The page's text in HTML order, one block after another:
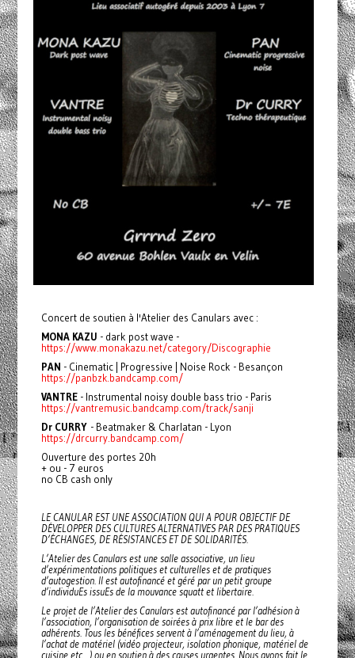
Concert de soutien à l'Atelier des Canulars avec :
MONA KAZU - dark post wave -
https://www.monakazu.net/category/Discographie
PAN - Cinematic | Progressive | Noise Rock - Besançon
https://panbzk.bandcamp.com/
VANTRE- Instrumental noisy double bass trio - Paris
https://vantremusic.bandcamp.com/track/sanji
Dr CURRY- Beatmaker & Charlatan - Lyon
https://drcurry.bandcamp.com/
Ouverture des portes 20h
+ ou - 7 euros
no CB cash only
LE CANULAR EST UNE ASSOCIATION QUI A POUR OBJECTIF DE
DÉVELOPPER DES CULTURES ALTERNATIVES PAR DES PRATIQUES
D’ÉCHANGES, DE RÉSISTANCES ET DE SOLIDARITÉS.
L’Atelier des Canulars est une salle associative, un lieu
d’expérimentations politiques et culturelles et de pratiques
d’autogestion. Il est autofinancé et géré par un petit groupe
d’individuEs issuEs de la mouvance squatt et libertaire.
Le projet de l’Atelier des Canulars est autofinancé par l’adhésion à
l’association, l’organisation de soirées à prix libre et le bar des
adhérents. Tous les bénéfices servent à l’aménagement du lieu, à
l’achat de matériel (vidéo projecteur, isolation phonique, matériel de
cuisine etc…) ou en soutien à des causes urgentes. Nous avons fait le